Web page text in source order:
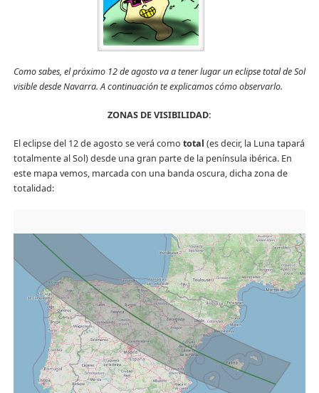
Como sabes, el próximo 12 de agosto va a tener lugar un eclipse total de Sol
visible desde Navarra. A continuación te explicamos cómo observarlo.
ZONAS DE VISIBILIDAD:
El eclipse del 12 de agosto se verá como total (es decir, la Luna tapará
totalmente al Sol) desde una gran parte de la península ibérica. En
este mapa vemos, marcada con una banda oscura, dicha zona de
totalidad: